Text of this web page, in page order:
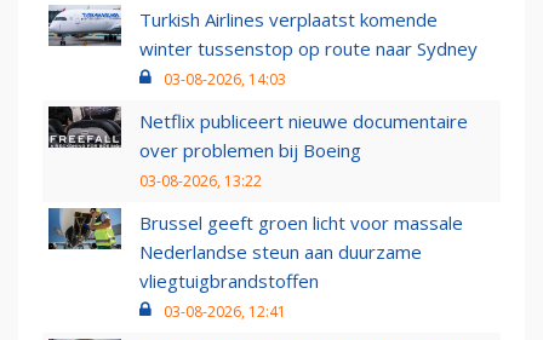
Turkish Airlines verplaatst komende
winter tussenstop op route naar Sydney
03-08-2026, 14:03
Netflix publiceert nieuwe documentaire
over problemen bij Boeing
03-08-2026, 13:22
Brussel geeft groen licht voor massale
Nederlandse steun aan duurzame
vliegtuigbrandstoffen
03-08-2026, 12:41